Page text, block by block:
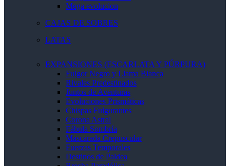
Mega evolucion
CAJAS DE SOBRES
LATAS
EXPANSIONES (ESCARLATA Y PÚRPURA)
Fulgor Negro y Llama Blanca
Rivales Predestinados
Juntos de Aventuras
Evoluciones Prismáticas
Chispas Fulgurantes
Corona Astral
Fábula Sombría
Mascarada Crepuscular
Fuerzas Temporales
Destinos de Paldea